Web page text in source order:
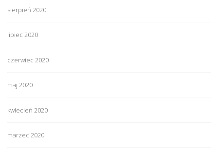
sierpień 2020
lipiec 2020
czerwiec 2020
maj 2020
kwiecień 2020
marzec 2020